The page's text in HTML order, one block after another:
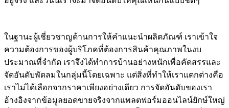
ในฐานะผู้เชี่ยวชาญด้านการให้คำแนะนำผลิตภัณฑ์ เราเข้าใจ
ความต้องการของผู้บริโภคที่ต้องการสินค้าคุณภาพในงบ
ประมาณที่จำกัด เราจึงได้ทำการบ้านอย่างหนักเพื่อคัดสรรและ
จัดอันดับพัดลมในกลุ่มนี้โดยเฉพาะ แต่สิ่งที่ทำให้เราแตกต่างคือ
เราไม่ได้เลือกจากราคาเพียงอย่างเดียว การจัดอันดับของเรา
อ้างอิงจากข้อมูลยอดขายจริงจากแพลตฟอร์มออนไลน์ยักษ์ใหญ่